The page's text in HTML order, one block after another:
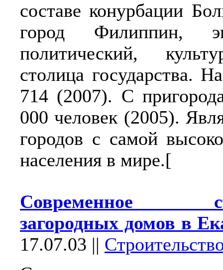
составе конурбации
город Филиппин,
политический,
столица государства.
714 (2007). С
000 человек (2005).
городов с самой
населения в мире.[
Современное
загородных домов в
17.07.03 ||